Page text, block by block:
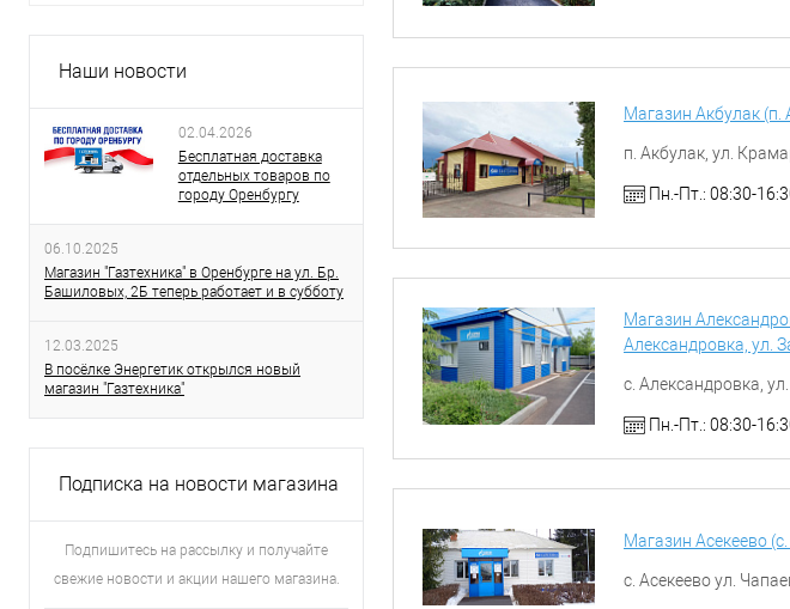
Наши новости
02.04.2026
Бесплатная доставка
отдельных товаров по
городу Оренбургу
06.10.2025
Магазин "Газтехника" в Оренбурге на ул. Бр.
Башиловых, 2Б теперь работает и в субботу
12.03.2025
В посёлке Энергетик открылся новый
магазин "Газтехника"
Подписка на новости магазина
Подпишитесь на рассылку и получайте
свежие новости и акции нашего магазина.
Магазин Акбулак (п.
п. Акбулак, ул.
Пн.-Пт.: 08:30-
Магазин
Александровка, ул.
с. Александровка,
Пн.-Пт.: 08:30-
Магазин Асекеево
с. Асекеево ул.